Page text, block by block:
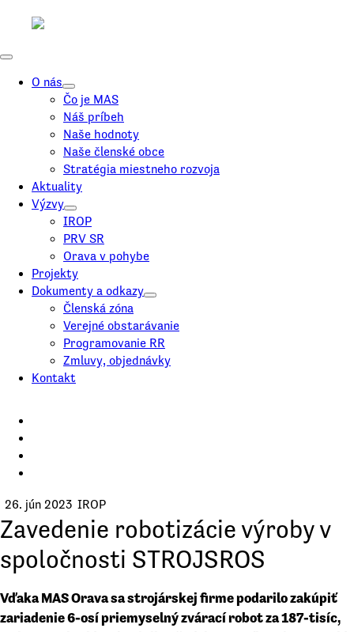
O nás
Čo je MAS
Náš príbeh
Naše hodnoty
Naše členské obce
Stratégia miestneho rozvoja
Aktuality
Výzvy
IROP
PRV SR
Orava v pohybe
Projekty
Dokumenty a odkazy
Členská zóna
Verejné obstarávanie
Programovanie RR
Zmluvy, objednávky
Kontakt
26. jún 2023 IROP
Zavedenie robotizácie výroby v
spoločnosti STROJSROS
Vďaka MAS Orava sa strojárskej firme podarilo zakúpiť
zariadenie 6-osí priemyselný zvárací robot za 187-tisíc,